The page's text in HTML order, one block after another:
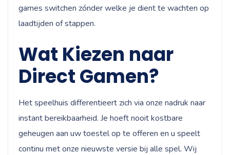
games switchen zónder welke je dient te wachten op
laadtijden of stappen.
Wat Kiezen naar
Direct Gamen?
Het speelhuis differentieert zich via onze nadruk naar
instant bereikbaarheid. Je hoeft nooit kostbare
geheugen aan uw toestel op te offeren en u speelt
continu met onze nieuwste versie bij alle spel. Wij